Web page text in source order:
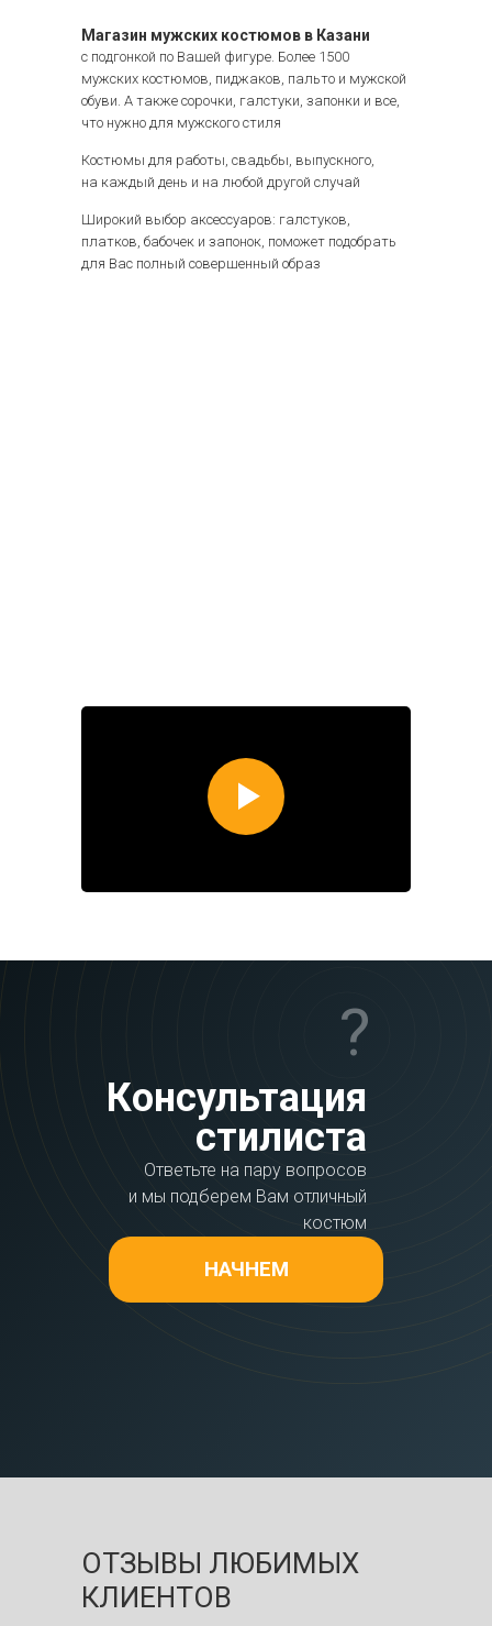
с подгонкой по Вашей фигуре. Более 1500
мужских костюмов, пиджаков, пальто и мужской
обуви. А также сорочки, галстуки, запонки и все,
что нужно для мужского стиля
Костюмы для работы, свадьбы, выпускного,
на каждый день и на любой другой случай
Широкий выбор аксессуаров: галстуков,
платков, бабочек и запонок, поможет подобрать
для Вас полный совершенный образ
Магазин мужских костюмов в Казани
?
Консультация
стилиста
Ответьте на пару вопросов
и мы подберем Вам отличный
костюм
НАЧНЕМ
ОТЗЫВЫ ЛЮБИМЫХ
КЛИЕНТОВ